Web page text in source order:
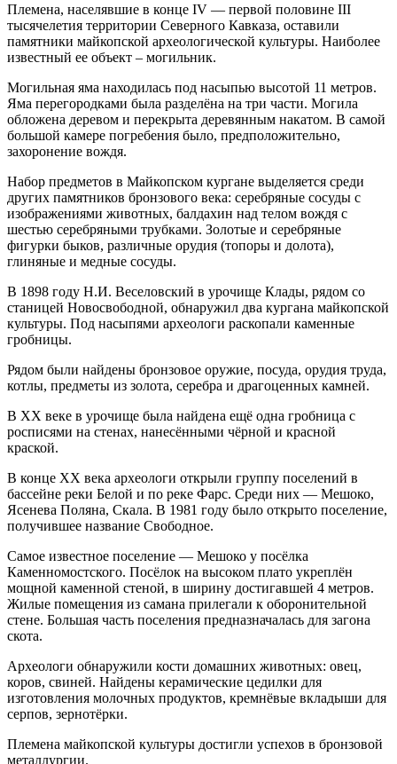
Племена, населявшие в конце IV — первой половине III
тысячелетия территории Северного Кавказа, оставили
памятники майкопской археологической культуры. Наиболее
известный ее объект – могильник.
Могильная яма находилась под насыпью высотой 11 метров.
Яма перегородками была разделёна на три части. Могила
обложена деревом и перекрыта деревянным накатом. В самой
большой камере погребения было, предположительно,
захоронение вождя.
Набор предметов в Майкопском кургане выделяется среди
других памятников бронзового века: серебряные сосуды с
изображениями животных, балдахин над телом вождя с
шестью серебряными трубками. Золотые и серебряные
фигурки быков, различные орудия (топоры и долота),
глиняные и медные сосуды.
В 1898 году Н.И. Веселовский в урочище Клады, рядом со
станицей Новосвободной, обнаружил два кургана майкопской
культуры. Под насыпями археологи раскопали каменные
гробницы.
Рядом были найдены бронзовое оружие, посуда, орудия труда,
котлы, предметы из золота, серебра и драгоценных камней.
В XX веке в урочище была найдена ещё одна гробница с
росписями на стенах, нанесёнными чёрной и красной
краской.
В конце XX века археологи открыли группу поселений в
бассейне реки Белой и по реке Фарс. Среди них — Мешоко,
Ясенева Поляна, Скала. В 1981 году было открыто поселение,
получившее название Свободное.
Самое известное поселение — Мешоко у посёлка
Каменномостского. Посёлок на высоком плато укреплён
мощной каменной стеной, в ширину достигавшей 4 метров.
Жилые помещения из самана прилегали к оборонительной
стене. Большая часть поселения предназначалась для загона
скота.
Археологи обнаружили кости домашних животных: овец,
коров, свиней. Найдены керамические цедилки для
изготовления молочных продуктов, кремнёвые вкладыши для
серпов, зернотёрки.
Племена майкопской культуры достигли успехов в бронзовой
металлургии.